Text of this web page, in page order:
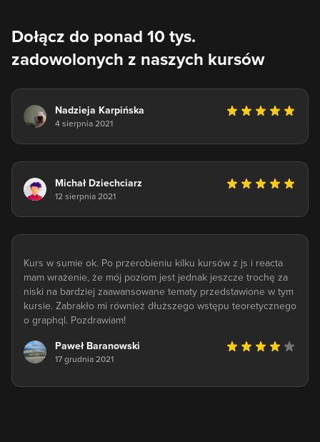
Dołącz do ponad 10 tys.
zadowolonych z naszych kursów
Nadzieja Karpińska
4 sierpnia 2021
Michał Dziechciarz
12 sierpnia 2021
Kurs w sumie ok. Po przerobieniu kilku kursów z js i reacta
mam wrażenie, że mój poziom jest jednak jeszcze trochę za
niski na bardziej zaawansowane tematy przedstawione w tym
kursie. Zabrakło mi również dłuższego wstępu teoretycznego
o graphql. Pozdrawiam!
Paweł Baranowski
17 grudnia 2021